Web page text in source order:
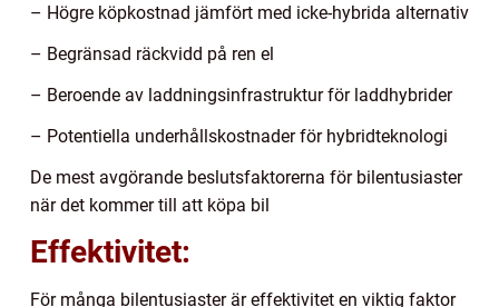
– Högre köpkostnad jämfört med icke-hybrida alternativ
– Begränsad räckvidd på ren el
– Beroende av laddningsinfrastruktur för laddhybrider
– Potentiella underhållskostnader för hybridteknologi
De mest avgörande beslutsfaktorerna för bilentusiaster
när det kommer till att köpa bil
Effektivitet:
För många bilentusiaster är effektivitet en viktig faktor